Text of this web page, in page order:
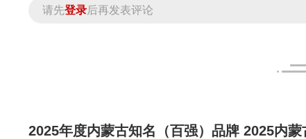
请先登录后再发表评论
2025年度内蒙古知名（百强）品牌 2025内